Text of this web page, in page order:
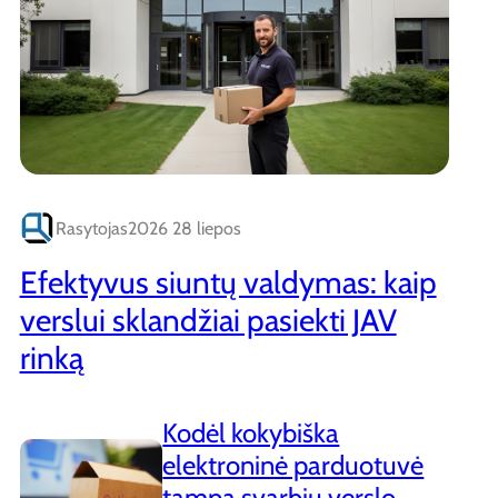
Rasytojas2026 28 liepos
Efektyvus siuntų valdymas: kaip
verslui sklandžiai pasiekti JAV
rinką
Kodėl kokybiška
elektroninė parduotuvė